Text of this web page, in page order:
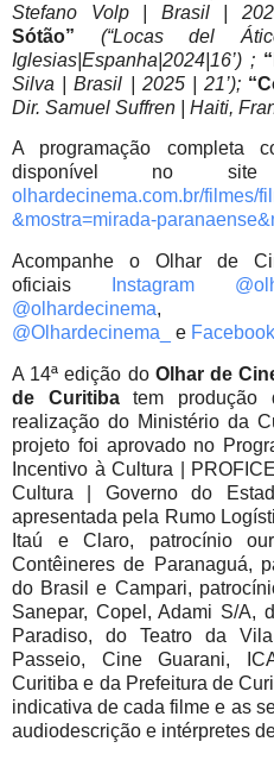
Stefano Volp | Brasil |
Sótão” (“Locas del
Iglesias|Espanha|2024|16’) ;
Silva | Brasil | 2025 | 21’);
Dir. Samuel Suffren | Haiti,
A programação completa
disponível no
olhardecinema.com.br/filmes/
&mostra=mirada-paranaense&
Acompanhe o Olhar de
oficiais Instagram
@olhardecinema
@Olhardecinema_
e
A 14ª edição do Olhar de
de Curitibatem produção
realização do Ministério da
projeto foi aprovado no
Incentivo à Cultura |
Cultura | Governo do
apresentada pela Rumo
Itaú e Claro, patrocínio
Contêineres de Paranaguá,
do Brasil e Campari,
Sanepar, Copel, Adami S/A,
Paradiso, do Teatro da
Passeio, Cine Guarani,
Curitiba e da Prefeitura de
indicativa de cada filme e as
audiodescrição e intérpretes